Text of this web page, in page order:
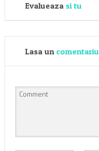
Evalueaza si tu
Lasa un comentariu